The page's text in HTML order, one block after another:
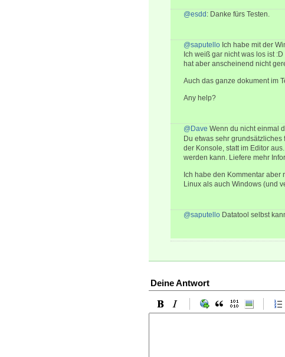
@esdd : Danke fürs Testen.
@saputello Ich habe mit der
Ich weiß gar nicht was los ist
hat aber anscheinend nicht
Auch das ganze dokument im
Any help?
@Dave Wenn du nicht einmal
Du etwas sehr
der Konsole, statt im Editor
werden kann. Liefere mehr
Ich habe den Kommentar
Linux als auch Windows (und
@saputello Datatool selbst
Deine Antwort